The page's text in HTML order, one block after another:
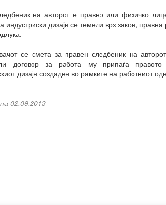
на авторот е правно или физичко
индустриски дизајн се темели врз закон,
се смета за правен следбеник на
договор за работа му припаѓа
дизајн создаден во рамките на работниот
02.09.2013